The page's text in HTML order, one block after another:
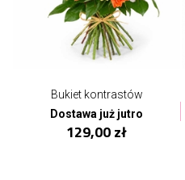
Bukiet kontrastów
Dostawa już jutro
129,00 zł